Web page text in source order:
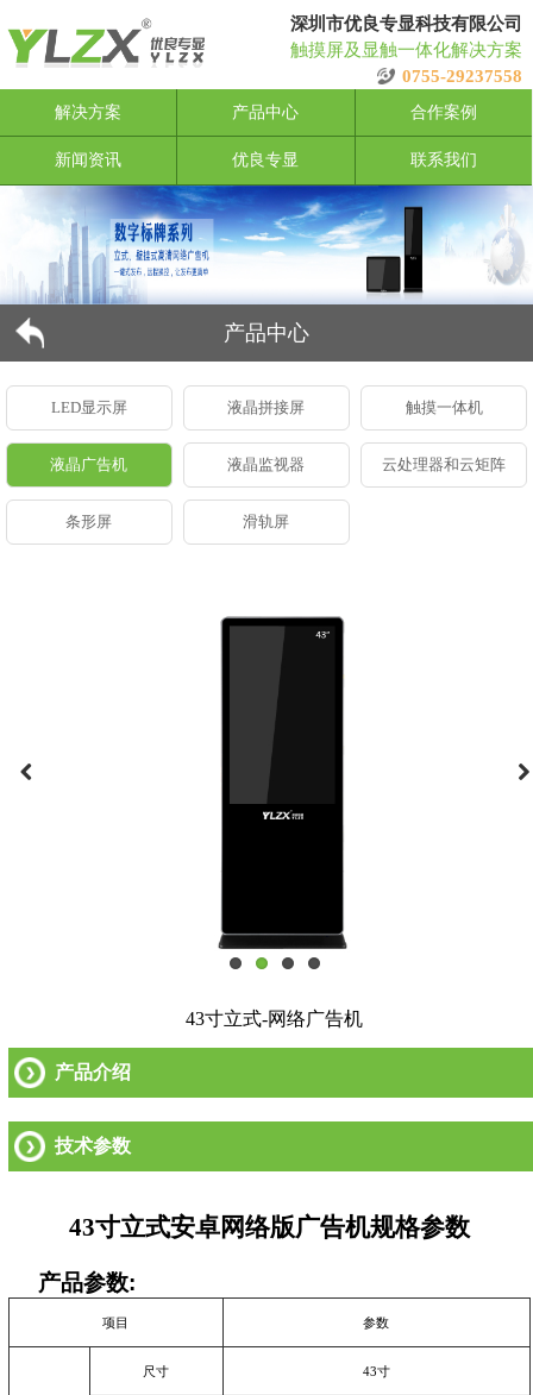
深圳市优良专显科技有限公司
触摸屏及显触一体化解决方案
0755-29237558
解决方案
产品中心 合作案例
新闻资讯 优良专显 联系我们
产品中心
LED显示屏 液晶拼接屏 触摸一体机
液晶广告机 液晶监视器 云处理器和云矩阵
条形屏 滑轨屏
43寸立式-网络广告机
产品介绍
技术参数
43寸立式安卓网络版广告机规格参数
产品参数:
项目 参数
尺寸 43寸